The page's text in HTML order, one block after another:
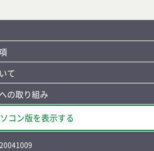
て
の取り組み
コン版を表示する